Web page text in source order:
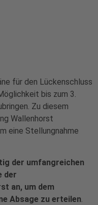
für den Lückenschluss
bis zum 3.
Zu diesem
Wallenhorst
eine Stellungnahme
der umfangreichen
der
an, um dem
Absage zu erteilen.